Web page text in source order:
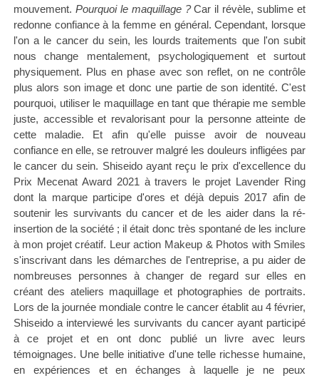
mouvement. Pourquoi le maquillage ?Car il révèle, sublime et
redonne confiance à la femme en général. Cependant, lorsque
l'on a le cancer du sein, les lourds traitements que l'on subit
nous change mentalement, psychologiquement et surtout
physiquement. Plus en phase avec son reflet, on ne contrôle
plus alors son image et donc une partie de son identité. C'est
pourquoi, utiliser le maquillage en tant que thérapie me semble
juste, accessible et revalorisant pour la personne atteinte de
cette maladie. Et afin qu'elle puisse avoir de nouveau
confiance en elle, se retrouver malgré les douleurs infligées par
le cancer du sein. Shiseido ayant reçu le prix d'excellence du
Prix Mecenat Award 2021 à travers le projet Lavender Ring
dont la marque participe d'ores et déjà depuis 2017 afin de
soutenir les survivants du cancer et de les aider dans la ré-
insertion de la société ; il était donc très spontané de les inclure
à mon projet créatif. Leur action Makeup & Photos with Smiles
s'inscrivant dans les démarches de l'entreprise, a pu aider de
nombreuses personnes à changer de regard sur elles en
créant des ateliers maquillage et photographies de portraits.
Lors de la journée mondiale contre le cancer établit au 4 février,
Shiseido a interviewé les survivants du cancer ayant participé
à ce projet et en ont donc publié un livre avec leurs
témoignages. Une belle initiative d'une telle richesse humaine,
en expériences et en échanges à laquelle je ne peux